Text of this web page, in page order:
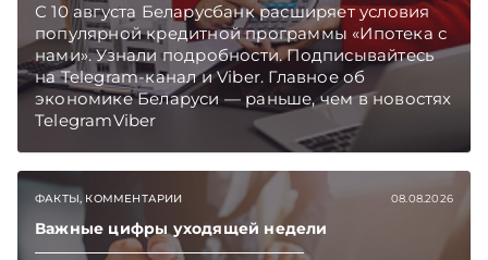
С 10 августа Беларусбанк расширяет условия
популярной кредитной программы «Ипотека с
нами». Узнали подробности. Подписывайтесь
на Telegram‑канал и Viber. Главное об
экономике Беларуси — раньше, чем в новостях
TelegramViber
ФАКТЫ, КОММЕНТАРИИ 08.08.2026
Важные цифры уходящей недели